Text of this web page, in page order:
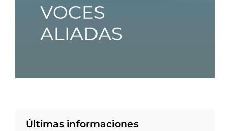
Últimas informaciones